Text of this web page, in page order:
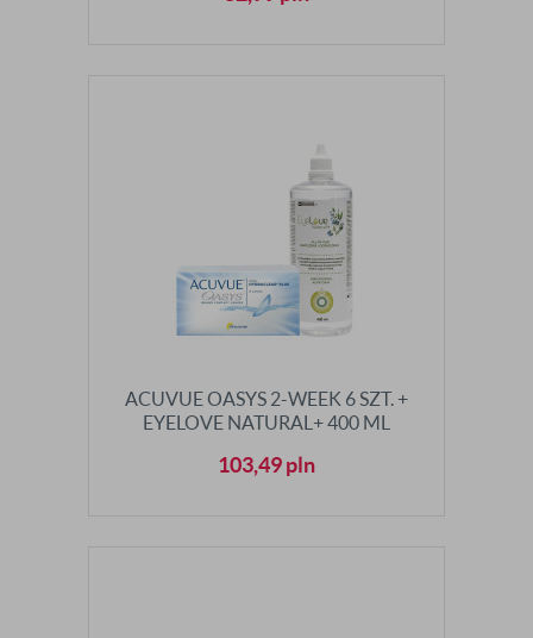
ACUVUE OASYS 2-WEEK 6 SZT. +
EYELOVE NATURAL+ 400 ML
103,49pln